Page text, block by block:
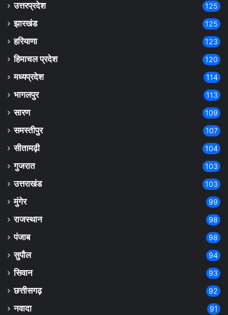
उत्तरप्रदेश 125
झारखंड 125
हरियाणा 123
हिमाचल प्रदेश 120
मध्यप्रदेश 114
भागलपुर 113
सारण 109
समस्तीपुर 107
सीतामढ़ी 104
गुजरात 103
उत्तराखंड 103
मुंगेर 99
राजस्थान 98
पंजाब 98
सुपौल 94
सिवान 93
छत्तीसगढ़ 92
नवादा 91